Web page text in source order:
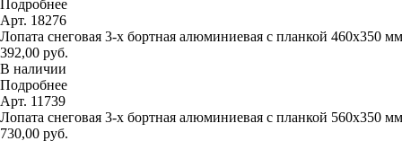
Подробнее
Арт. 18276
Лопата снеговая 3-х бортная алюминиевая с планкой 460х350 мм
392,00 руб.
В наличии
Подробнее
Арт. 11739
Лопата снеговая 3-х бортная алюминиевая с планкой 560х350 мм
730,00 руб.